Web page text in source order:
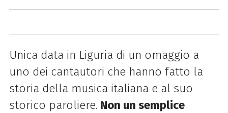
Unica data in Liguria di un omaggio a
uno dei cantautori che hanno fatto la
storia della musica italiana e al suo
storico paroliere. Non un semplice